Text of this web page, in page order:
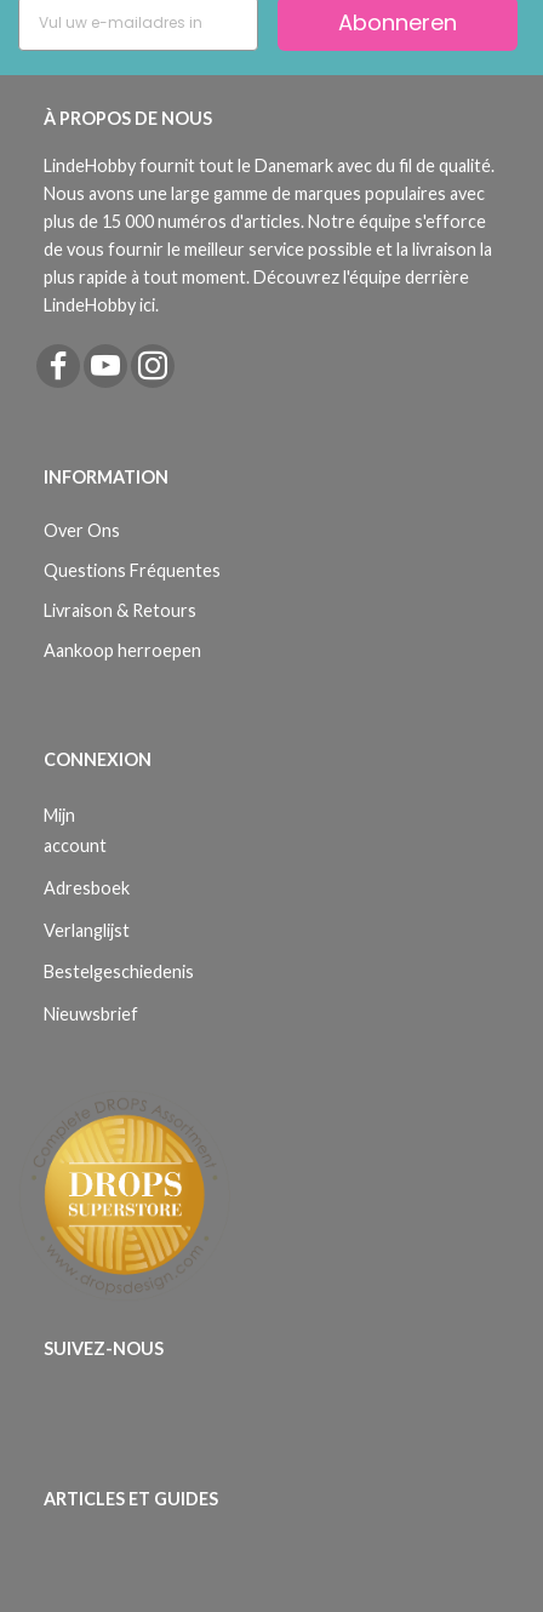
Abonneren
À PROPOS DE NOUS
LindeHobby fournit tout le Danemark avec du fil de qualité.
Nous avons une large gamme de marques populaires avec
plus de 15 000 numéros d'articles. Notre équipe s'efforce
de vous fournir le meilleur service possible et la livraison la
plus rapide à tout moment. Découvrez l'équipe derrière
LindeHobby ici.
INFORMATION
Over Ons
Questions Fréquentes
Livraison & Retours
Aankoop herroepen
CONNEXION
Mijn
account
Adresboek
Verlanglijst
Bestelgeschiedenis
Nieuwsbrief
SUIVEZ-NOUS
ARTICLES ET GUIDES